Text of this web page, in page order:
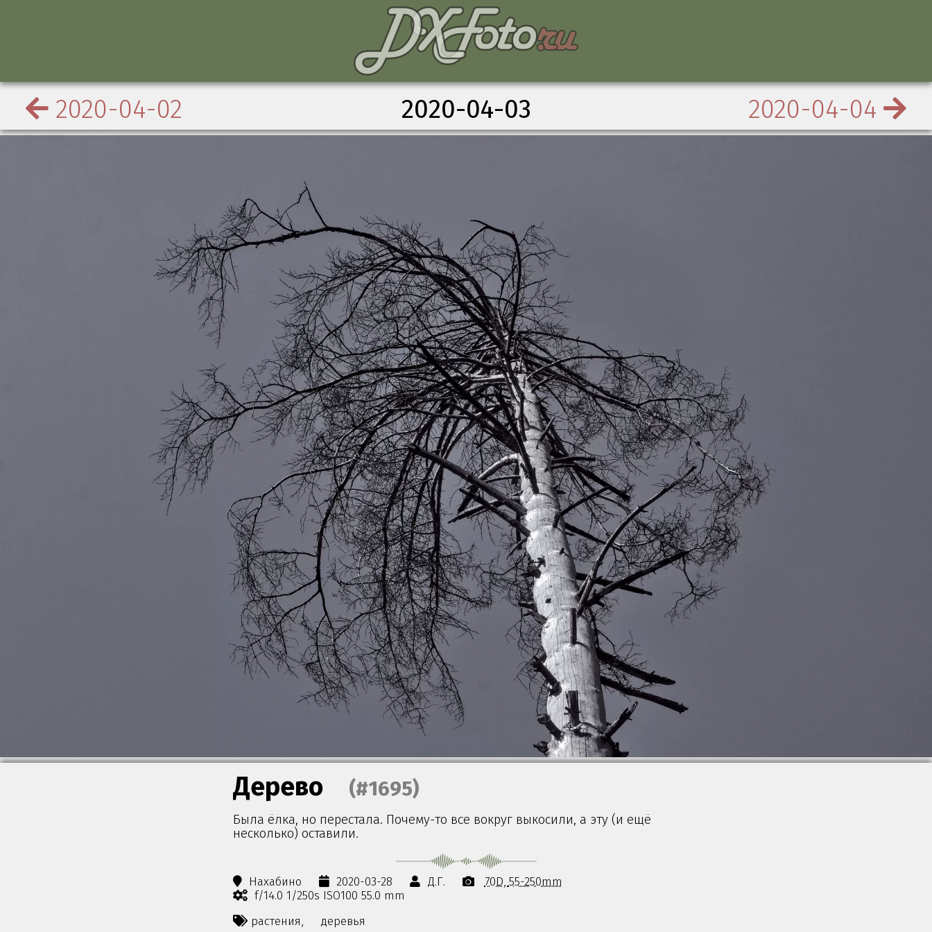
2020-04-02 2020-04-03 2020-04-04
Дерево (#1695)
Была ёлка, но перестала. Почему-то все вокруг выкосили, а эту (и ещё
несколько) оставили.
Нахабино 2020-03-28 Д.Г. 70D 55-250mm
f/14.0 1/250s ISO100 55.0 mm
растения,
деревья